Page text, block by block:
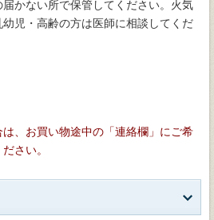
かない所で保管してください。火気
児・高齢の方は医師に相談してくだ
、お買い物途中の「連絡欄」にご希
さい。